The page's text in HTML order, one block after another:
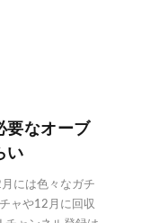
要なオーブ
い
には色々なガチ
ャや12月に回収